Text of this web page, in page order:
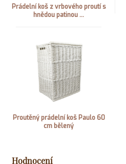
Hodnocení
Prádelní koš z vrbového proutí s
hnědou patinou ...
Proutěný prádelní koš Paulo 60
cm bělený